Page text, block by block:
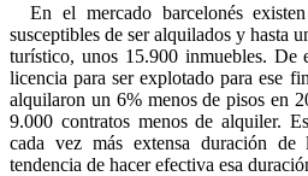
En el mercado barcelonés
susceptibles de ser alquilados y hasta
turístico, unos 15.900 inmuebles. De
licencia para ser explotado para ese
alquilaron un 6% menos de pisos en
9.000 contratos menos de alquiler.
cada vez más extensa duración
tendencia de hacer efectiva esa